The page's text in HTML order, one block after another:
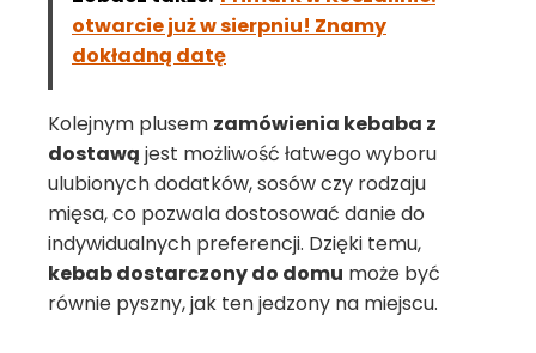
otwarcie już w sierpniu! Znamy
dokładną datę
Kolejnym plusem zamówienia kebaba z
dostawą jest możliwość łatwego wyboru
ulubionych dodatków, sosów czy rodzaju
mięsa, co pozwala dostosować danie do
indywidualnych preferencji. Dzięki temu,
kebab dostarczony do domu może być
równie pyszny, jak ten jedzony na miejscu.